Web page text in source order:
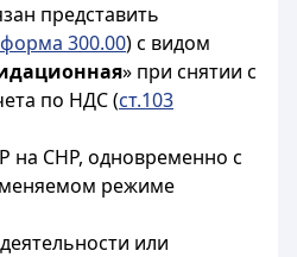
представить
форма 300.00) с видом
» при снятии с
по НДС (ст.103
на СНР, одновременно с
режиме
или